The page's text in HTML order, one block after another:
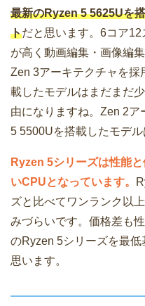
最新のRyzen 5 5625Uを
トだと思います。6コア
が高く動画編集・画像編
Zen 3アーキテクチャを採
載したモデルはまだまだ
由になりますね。Zen 2
5 5500Uを搭載したモデル
Ryzen 5シリーズは性能
いCPUとなっています。
ズと比べてワンランク以
みづらいです。価格差も
のRyzen 5シリーズを最
思います。